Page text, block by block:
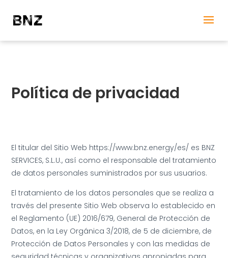
Política de privacidad
El titular del Sitio Web https://www.bnz.energy/es/ es BNZ
SERVICES, S.L.U., así como el responsable del tratamiento
de datos personales suministrados por sus usuarios.
El tratamiento de los datos personales que se realiza a
través del presente Sitio Web observa lo establecido en
el Reglamento (UE) 2016/679, General de Protección de
Datos, en la Ley Orgánica 3/2018, de 5 de diciembre, de
Protección de Datos Personales y con las medidas de